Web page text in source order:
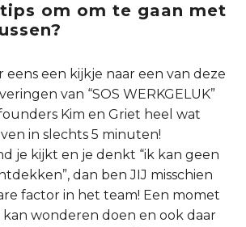
om om te gaan met
eens een kijkje naar een van deze
van “SOS WERKGELUK”
Kim en Griet heel wat
in slechts 5 minuten!
je kijkt en je denkt “ik kan geen
dan ben JIJ misschien
factor in het team! Een momet
wonderen doen en ook daar